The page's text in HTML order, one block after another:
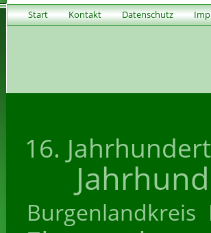
Start Kontakt Datenschutz
16. Jahrhundert
Burgenlandkreis